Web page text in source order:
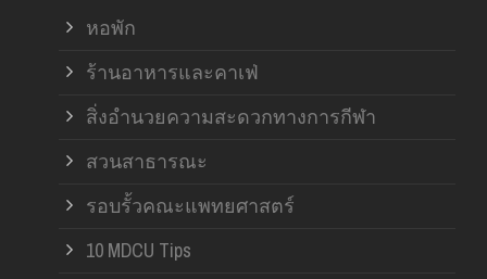
หอพัก
ร้านอาหารและคาเฟ่
สิ่งอำนวยความสะดวกทางการกีฬา
สวนสาธารณะ
รอบรั้วคณะแพทยศาสตร์
10 MDCU Tips